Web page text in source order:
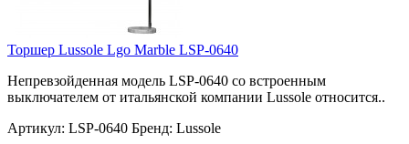
Торшер Lussole Lgo Marble LSP-0640
Непревзойденная модель LSP-0640 со встроенным
выключателем от итальянской компании Lussole относится..
Артикул: LSP-0640 Бренд: Lussole